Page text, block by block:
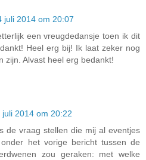
juli 2014 om 20:07
een vreugdedansje toen ik dit
Heel erg bij! Ik laat zeker nog
zijn. Alvast heel erg bedankt!
juli 2014 om 20:22
de vraag stellen die mij al eventjes
het vorige bericht tussen de
zou geraken: met welke